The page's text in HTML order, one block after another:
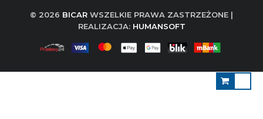
© 2026 BICAR WSZELKIE PRAWA ZASTRZEŻONE |
REALIZACJA: HUMANSOFT